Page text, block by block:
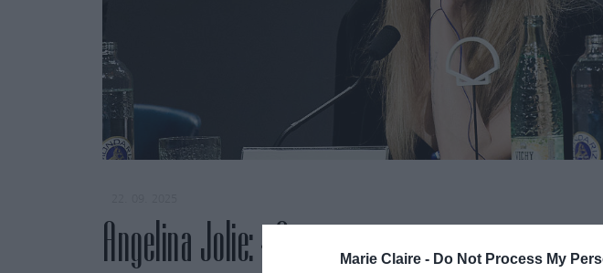
Marie Claire - Do Not Process My
Angelina Jolie: «Δεν αναγνωρίζω πια τη χώρα